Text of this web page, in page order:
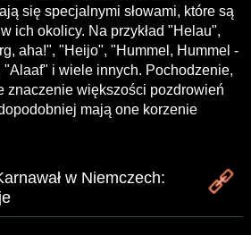
się specjalnymi słowami, które są
ich okolicy. Na przykład "Helau",
aha!", "Heijo", "Hummel, Hummel -
"Alaaf" i wiele innych. Pochodzenie,
znaczenie większości pozdrowień
mają one korzenie
w Niemczech: